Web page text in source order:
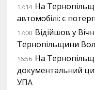
17:14 На
автомобілі: є
17:00 Відійшов у
Тернопільщини
16:56 На
документальний
УПА